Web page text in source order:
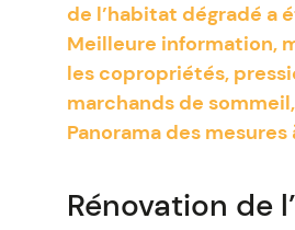
de l’habitat dégradé a
Meilleure information,
les copropriétés,
marchands de
Panorama des
Rénovation de